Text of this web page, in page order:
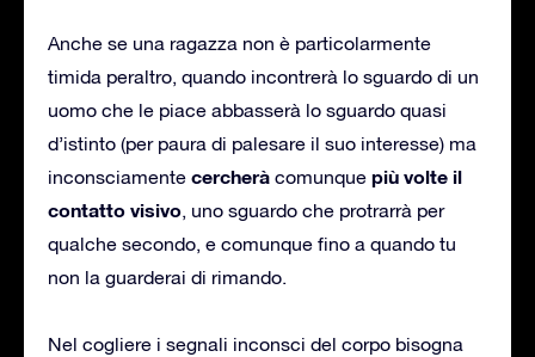
Anche se una ragazza non è particolarmente
timida peraltro, quando incontrerà lo sguardo di un
uomo che le piace abbasserà lo sguardo quasi
d’istinto (per paura di palesare il suo interesse) ma
inconsciamente cercherà comunque più volte il
contatto visivo, uno sguardo che protrarrà per
qualche secondo, e comunque fino a quando tu
non la guarderai di rimando.
Nel cogliere i segnali inconsci del corpo bisogna